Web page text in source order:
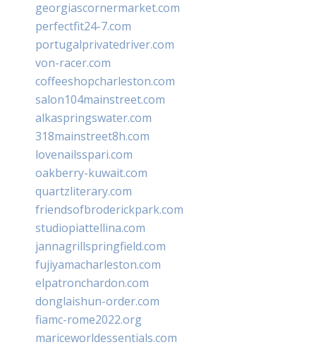
georgiascornermarket.com
perfectfit24-7.com
portugalprivatedriver.com
von-racer.com
coffeeshopcharleston.com
salon104mainstreet.com
alkaspringswater.com
318mainstreet8h.com
lovenailsspari.com
oakberry-kuwait.com
quartzliterary.com
friendsofbroderickpark.com
studiopiattellina.com
jannagrillspringfield.com
fujiyamacharleston.com
elpatronchardon.com
donglaishun-order.com
fiamc-rome2022.org
mariceworldessentials.com